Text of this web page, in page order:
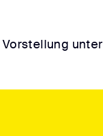
unter